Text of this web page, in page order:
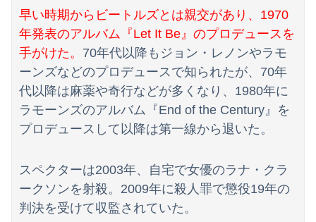
【日向坂46】月刊ジャイアンツ公式、重大告知！
【悲報】乃木オタ『イコラブやとき宣と比べて肌のキメ細やかさが違う』
【悲報】日本人、バカかもしれない。食品消費税減税（8%→1%）に93.2%の国民が賛成してしまう
【動画】渋谷にあるナイトプールがガチヱロすぎると話題にｗ
早い時期からビートルズとは親交があり、1970
年発表のアルバム『Let It Be』のプロデュースを
手がけた。 70年代以降もジョン・レノンやラモ
ーンズなどのプロデュースで知られたが、70年
代以降は麻薬や奇行などが多くなり、1980年に
ラモーンズのアルバム『End of the Century』を
プロデュースして以降は第一線から退いた。
スペクターは2003年、自宅で女優のラナ・クラ
ークソンを射殺。2009年に殺人罪で懲役19年の
判決を受けて収監されていた。